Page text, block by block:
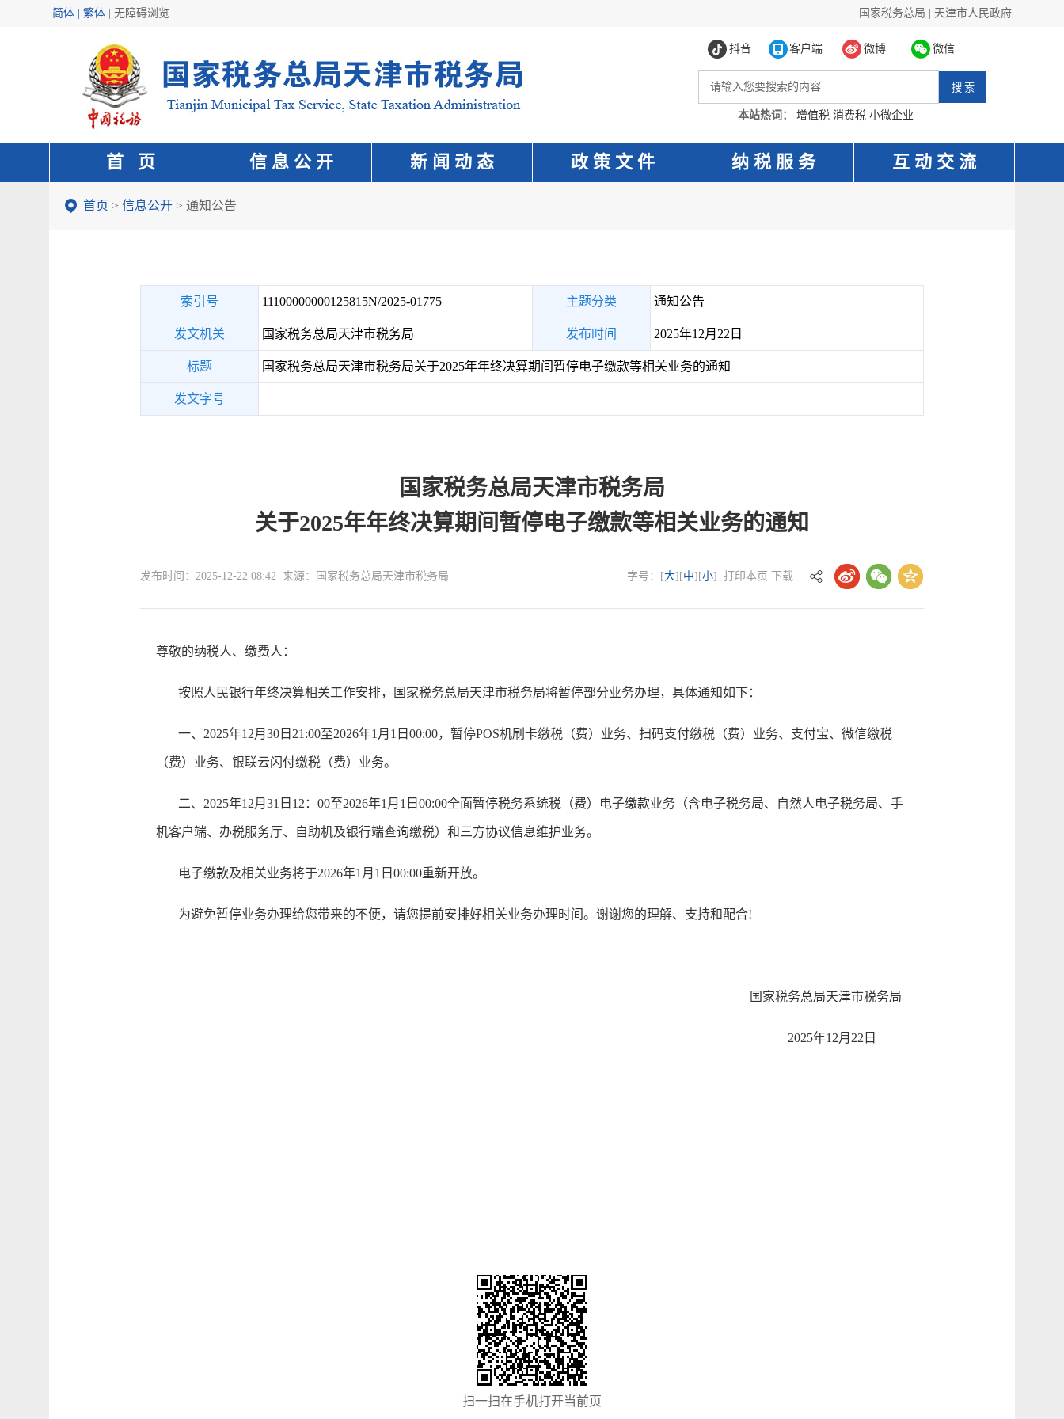
简体 | 繁体 无障碍浏览 国家税务总局 天津市人民政府
抖音 客户端 微博 微信
本站热词： 增值税 消费税 小微企业
首 页 信 息 公 开 新 闻 动 态 政 策 文 件 纳 税 服 务 互 动 交 流
首页 > 信息公开 > 通知公告
索引号 11100000000125815N/2025-01775 主题分类 通知公告
发文机关 国家税务总局天津市税务局 发布时间 2025年12月22日
标题 国家税务总局天津市税务局关于2025年年终决算期间暂停电子缴款等相关业务的通知
发文字号
国家税务总局天津市税务局
关于2025年年终决算期间暂停电子缴款等相关业务的通知
发布时间：2025-12-22 08:42 来源：国家税务总局天津市税务局 字号：[大][中][小] 打印本页 下载
尊敬的纳税人、缴费人：
按照人民银行年终决算相关工作安排，国家税务总局天津市税务局将暂停部分业务办理，具体通知如下：
一、2025年12月30日21:00至2026年1月1日00:00，暂停POS机刷卡缴税（费）业务、扫码支付缴税（费）业务、支付宝、微信缴税
（费）业务、银联云闪付缴税（费）业务。
二、2025年12月31日12：00至2026年1月1日00:00全面暂停税务系统税（费）电子缴款业务（含电子税务局、自然人电子税务局、手
机客户端、办税服务厅、自助机及银行端查询缴税）和三方协议信息维护业务。
电子缴款及相关业务将于2026年1月1日00:00重新开放。
为避免暂停业务办理给您带来的不便，请您提前安排好相关业务办理时间。谢谢您的理解、支持和配合!
国家税务总局天津市税务局
2025年12月22日
扫一扫在手机打开当前页